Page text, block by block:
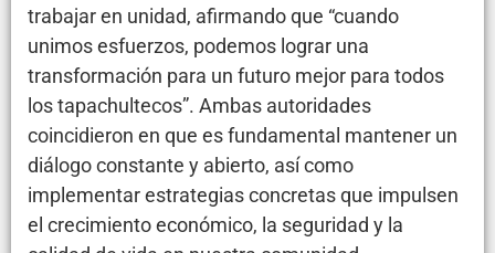
trabajar en unidad, afirmando que “cuando
unimos esfuerzos, podemos lograr una
transformación para un futuro mejor para todos
los tapachultecos”. Ambas autoridades
coincidieron en que es fundamental mantener un
diálogo constante y abierto, así como
implementar estrategias concretas que impulsen
el crecimiento económico, la seguridad y la